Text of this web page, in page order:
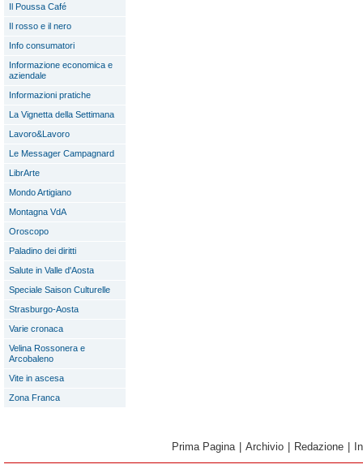
Il Poussa Café
Il rosso e il nero
Info consumatori
Informazione economica e
aziendale
Informazioni pratiche
La Vignetta della Settimana
Lavoro&Lavoro
Le Messager Campagnard
LibrArte
Mondo Artigiano
Montagna VdA
Oroscopo
Paladino dei diritti
Salute in Valle d'Aosta
Speciale Saison Culturelle
Strasburgo-Aosta
Varie cronaca
Velina Rossonera e
Arcobaleno
Vite in ascesa
Zona Franca
Prima Pagina Archivio Redazione